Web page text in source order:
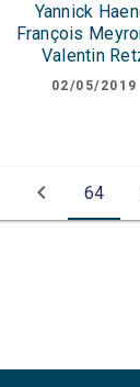
Yannick
François
Valentin
02/05/2019
chevron_left 64